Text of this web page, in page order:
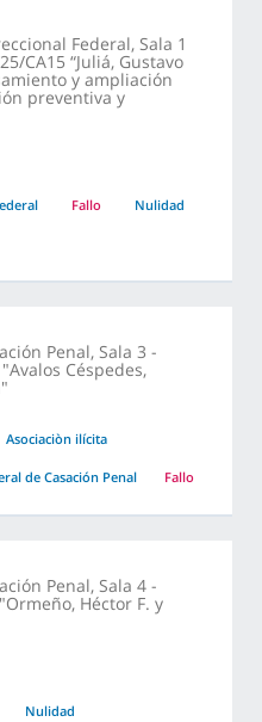
Federal, Sala 1
CA15 “Juliá, Gustavo
y ampliación
preventiva y
Fallo Nulidad
Penal, Sala 3 -
Céspedes,
Asociaciòn ilícita
de Casación Penal Fallo
Penal, Sala 4 -
Héctor F. y
Nulidad